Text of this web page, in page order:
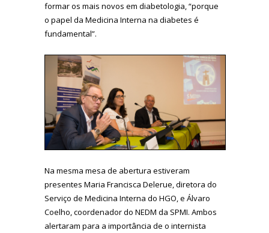
formar os mais novos em diabetologia, “porque
o papel da Medicina Interna na diabetes é
fundamental”.
Na mesma mesa de abertura estiveram
presentes Maria Francisca Delerue, diretora do
Serviço de Medicina Interna do HGO, e Álvaro
Coelho, coordenador do NEDM da SPMI. Ambos
alertaram para a importância de o internista